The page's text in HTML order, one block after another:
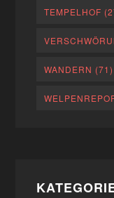
TEMPELHOF
WANDERN (71)